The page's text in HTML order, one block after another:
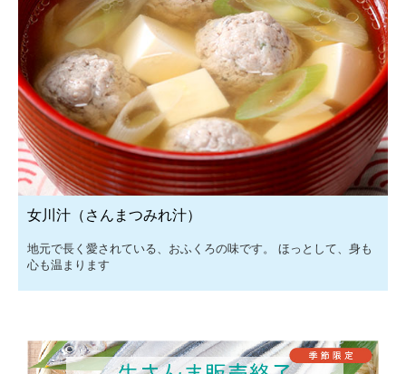
女川汁（さんまつみれ汁）
地元で長く愛されている、おふくろの味です。 ほっとして、身も
心も温まります